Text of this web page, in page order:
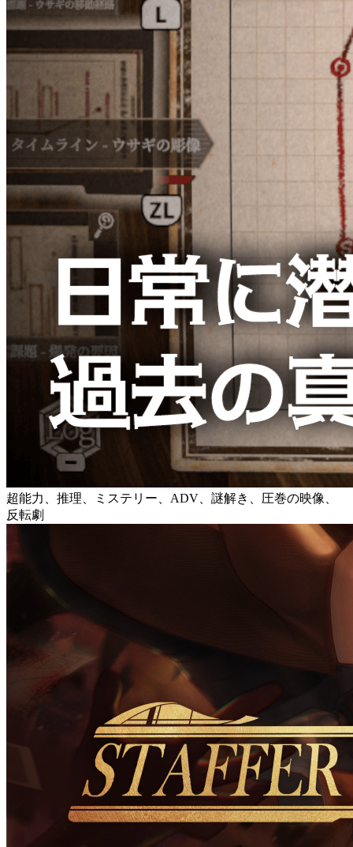
超能力、推理、ミステリー、ADV、謎解き、圧巻の映像、
反転劇